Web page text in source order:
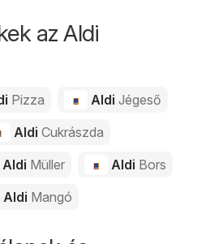
az Aldi
Pizza AldiJégeső
Aldi Cukrászda
Aldi Müller Aldi Bors
Aldi Mangó